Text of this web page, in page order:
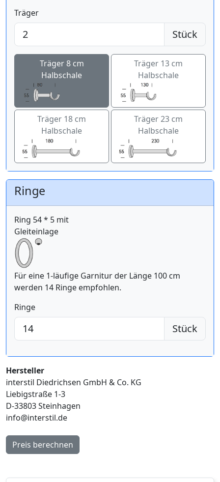
Träger
Stück
Träger 8 cm
Halbschale
Träger 13 cm
Halbschale
Träger 18 cm
Halbschale
Träger 23 cm
Halbschale
Ringe
Ring 54 * 5 mit
Gleiteinlage
Für eine 1-läufige Garnitur der Länge 100 cm
werden 14 Ringe empfohlen.
Ringe
Stück
Hersteller
interstil Diedrichsen GmbH & Co. KG
Liebigstraße 1-3
D-33803 Steinhagen
info@interstil.de
Preis berechnen